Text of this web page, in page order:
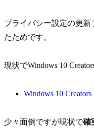
プライバシー設定の更
たためです。
現状でWindows 10
Windows 10
少々面倒ですが現状で確